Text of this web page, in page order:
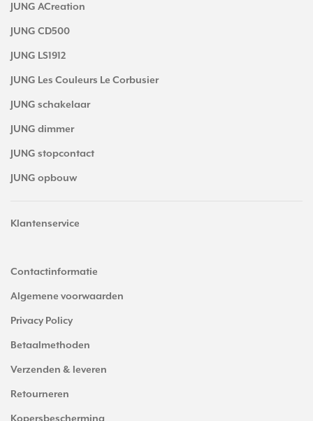
JUNG ACreation
JUNG CD500
JUNG LS1912
JUNG Les Couleurs Le Corbusier
JUNG schakelaar
JUNG dimmer
JUNG stopcontact
JUNG opbouw
Klantenservice
Contactinformatie
Algemene voorwaarden
Privacy Policy
Betaalmethoden
Verzenden & leveren
Retourneren